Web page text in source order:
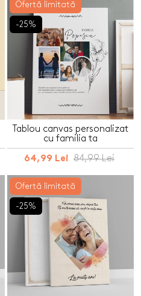
Ofertă limitată
-25%
Tablou canvas personalizat
cu familia ta
64,99 Lei 84,99 Lei
Ofertă limitată
-25%